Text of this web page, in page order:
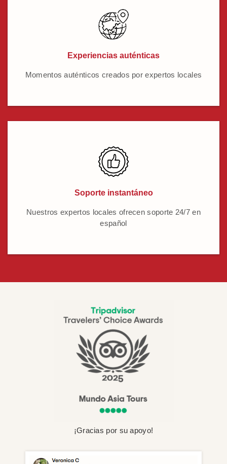
Experiencias auténticas
Momentos auténticos creados por expertos locales
Soporte instantáneo
Nuestros expertos locales ofrecen soporte 24/7 en
español
¡Gracias por su apoyo!